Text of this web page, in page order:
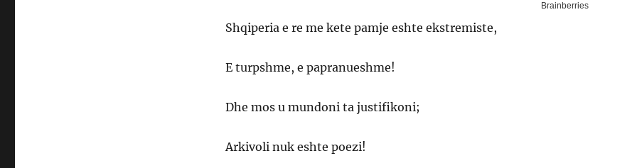
Shqiperia e re me kete pamje eshte ekstremiste,
E turpshme, e papranueshme!
Dhe mos u mundoni ta justifikoni;
Arkivoli nuk eshte poezi!